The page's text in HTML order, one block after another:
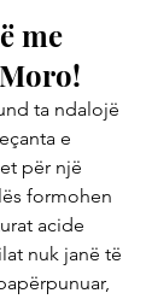
me
ta ndalojë
e
për një
formohen
acide
nuk janë të